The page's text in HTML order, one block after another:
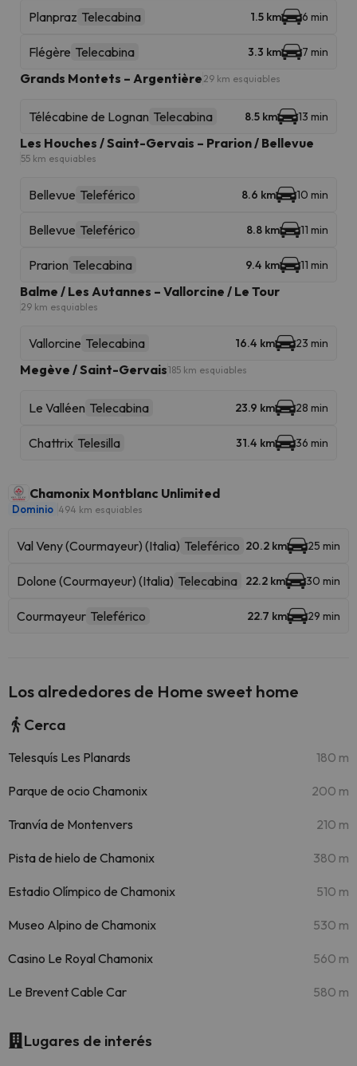
Planpraz Telecabina 1.5 km 6 min
Flégère Telecabina 3.3 km 7 min
Grands Montets – Argentière 29 km esquiables
Télécabine de Lognan Telecabina 8.5 km 13 min
Les Houches / Saint-Gervais – Prarion / Bellevue
55 km esquiables
Bellevue Teleférico 8.6 km 10 min
Bellevue Teleférico 8.8 km 11 min
Prarion Telecabina 9.4 km 11 min
Balme / Les Autannes – Vallorcine / Le Tour
29 km esquiables
Vallorcine Telecabina 16.4 km 23 min
Megève / Saint-Gervais185 km esquiables
Le Valléen Telecabina 23.9 km 28 min
Chattrix Telesilla 31.4 km 36 min
Chamonix Montblanc Unlimited
Dominio 494 km esquiables
Val Veny (Courmayeur) (Italia) Teleférico 20.2 km 25 min
Dolone (Courmayeur) (Italia) Telecabina 22.2 km 30 min
Courmayeur Teleférico 22.7 km 29 min
Los alrededores de Home sweet home
Cerca
Telesquís Les Planards 180 m
Parque de ocio Chamonix 200 m
Tranvía de Montenvers 210 m
Pista de hielo de Chamonix 380 m
Estadio Olímpico de Chamonix 510 m
Museo Alpino de Chamonix 530 m
Casino Le Royal Chamonix 560 m
Le Brevent Cable Car 580 m
Lugares de interés